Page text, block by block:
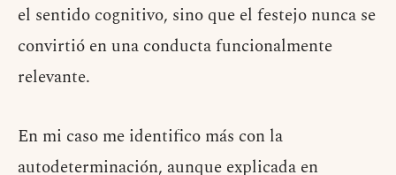
el sentido cognitivo, sino que el festejo nunca se
convirtió en una conducta funcionalmente
relevante.
En mi caso me identifico más con la
autodeterminación, aunque explicada en